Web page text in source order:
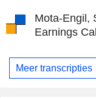
Mota-Engil,
Earnings
Meer transcripties